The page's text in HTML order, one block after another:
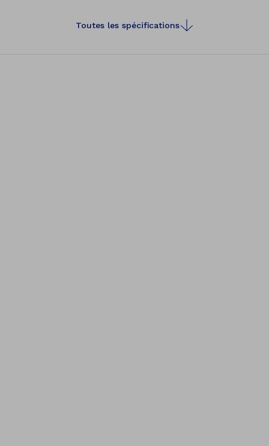
Toutes les spécifications